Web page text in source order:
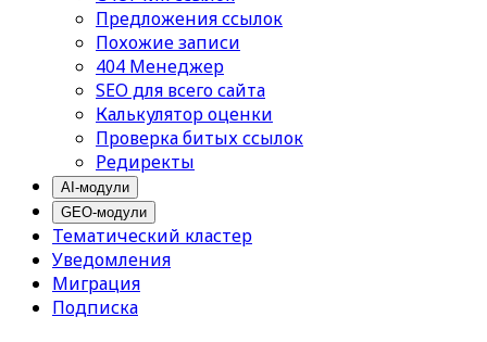
Предложения ссылок
Похожие записи
404 Менеджер
SEO для всего сайта
Калькулятор оценки
Проверка битых ссылок
Редиректы
AI-модули
GEO-модули
Тематический кластер
Уведомления
Миграция
Подписка